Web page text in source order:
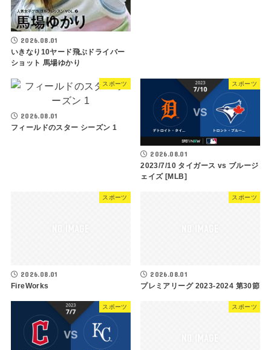
2026.08.01
いきなり10ヤード飛ぶドライバー
ショット 馬場ゆかり
スポーツ
2026.08.01
フィールドのスター シーズン 1
スポーツ
2026.08.01
2023/7/10 タイガース vs ブルージ
ェイズ [MLB]
スポーツ
2026.08.01
FireWorks
スポーツ
2026.08.01
プレミアリーグ 2023-2024 第30節
スポーツ スポーツ